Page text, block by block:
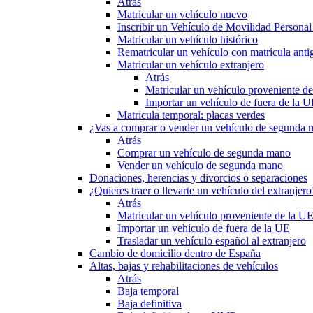
Matricular un vehículo nuevo
Inscribir un Vehículo de Movilidad
Matricular un vehículo histórico
Rematricular un vehículo con matrícula
Matricular un vehículo extranjero
Atrás
Matricular un vehículo proveniente
Importar un vehículo de fuera de la
Matricula temporal: placas verdes
¿Vas a comprar o vender un vehículo de segunda
Atrás
Comprar un vehículo de segunda mano
Vender un vehículo de segunda mano
Donaciones, herencias y divorcios o separaciones
¿Quieres traer o llevarte un vehículo del
Atrás
Matricular un vehículo proveniente de la UE
Importar un vehículo de fuera de la UE
Trasladar un vehículo español al extranjero
Cambio de domicilio dentro de España
Altas, bajas y rehabilitaciones de vehículos
Atrás
Baja temporal
Baja definitiva